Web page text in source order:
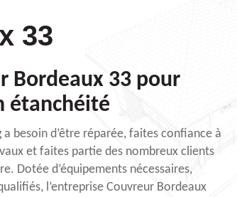
33
Bordeaux 33 pour
étanchéité
besoin d’être réparée, faites confiance à
et faites partie des nombreux clients
Dotée d’équipements nécessaires,
l’entreprise Couvreur Bordeaux